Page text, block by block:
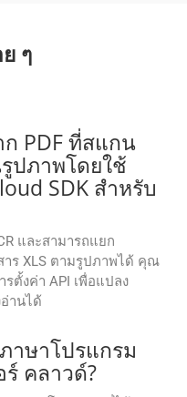
ๆ
PDF ที่สแกน
ปภาพโดยใช้
SDK สำหรับ
และสามารถแยก
าร XLS ตามรูปภาพได้ คุณ
รตั้งค่า API เพื่อแปลง
านได้
าษาโปรแกรม
คลาวด์?